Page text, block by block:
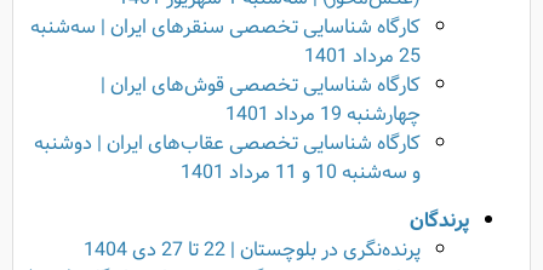
کارگاه شناسایی تخصصی سنقرهای ایران | سه‌شنبه
25 مرداد 1401
کارگاه شناسایی تخصصی قوش‌های ایران |
چهارشنبه 19 مرداد 1401
کارگاه شناسایی تخصصی عقاب‌های ایران | دوشنبه
و سه‌شنبه 10 و 11 مرداد 1401
پرندگان
پرنده‌نگری در بلوچستان | 22 تا 27 دی 1404